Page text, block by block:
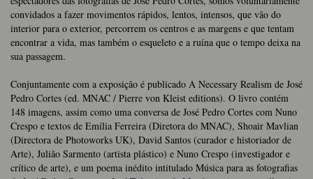
convidados a fazer movimentos rápidos, lentos, intensos, que vão do
interior para o exterior, percorrem os centros e as margens e que tentam
encontrar a vida, mas também o esqueleto e a ruína que o tempo deixa na
sua passagem.
Conjuntamente com a exposição é publicado A Necessary Realism de José
Pedro Cortes (ed. MNAC / Pierre von Kleist editions). O livro contém
148 imagens, assim como uma conversa de José Pedro Cortes com Nuno
Crespo e textos de Emília Ferreira (Diretora do MNAC), Shoair Mavlian
(Directora de Photoworks UK), David Santos (curador e historiador de
Arte), Julião Sarmento (artista plástico) e Nuno Crespo (investigador e
crítico de arte), e um poema inédito intitulado Música para as fotografias